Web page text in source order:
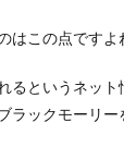
はこの点ですよ
るというネッ
ラックモーリー